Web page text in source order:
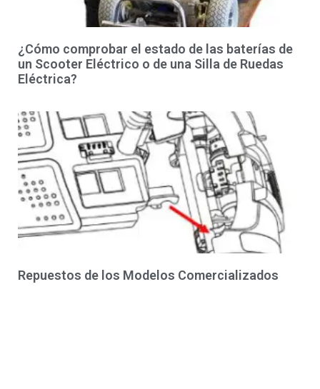
¿Cómo comprobar el estado de las baterías de
un Scooter Eléctrico o de una Silla de Ruedas
Eléctrica?
Repuestos de los Modelos Comercializados